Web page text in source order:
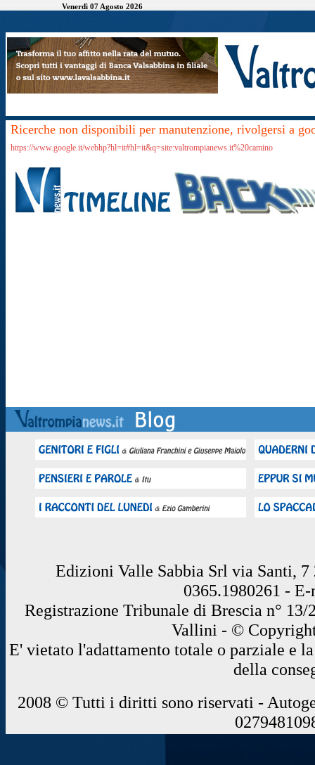
Venerdì 07 Agosto 2026
Ricerche non disponibili per manutenzione, rivolgersi a
https://www.google.it/webhp?hl=it#hl=it&q=site:valtrompianews.it%20camino
Edizioni Valle Sabbia Srl via Santi, 7
0365.1980261 -
Registrazione Tribunale di Brescia n°
Vallini - ©
E' vietato l'adattamento totale o parziale e
della
2008 © Tutti i diritti sono riservati -